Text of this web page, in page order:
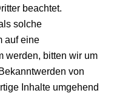
beachtet.
solche
auf eine
werden, bitten wir um
von
Inhalte umgehend